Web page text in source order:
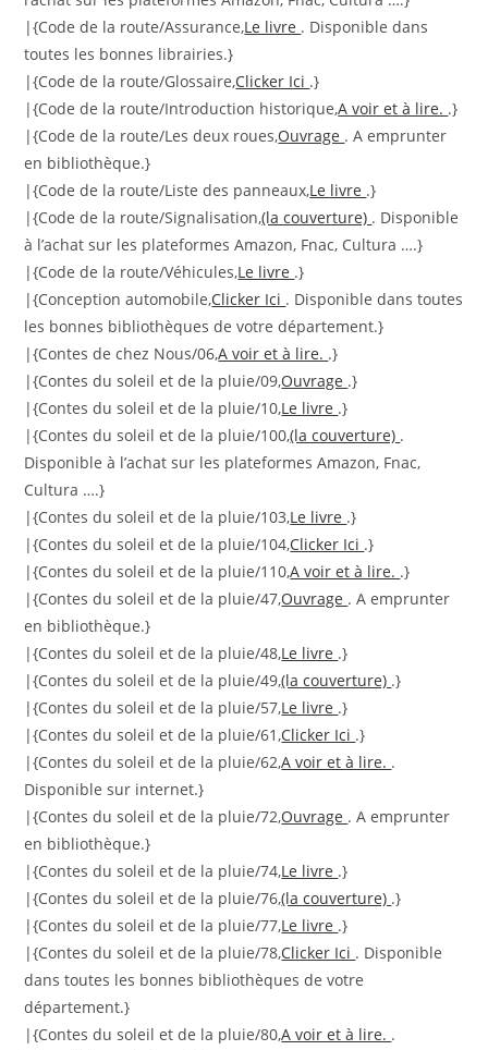
|{Code de la route/Assurance,Le livre . Disponible dans
toutes les bonnes librairies.}
|{Code de la route/Glossaire,Clicker Ici .}
|{Code de la route/Introduction historique,A voir et à lire. .}
|{Code de la route/Les deux roues,Ouvrage . A emprunter
en bibliothèque.}
|{Code de la route/Liste des panneaux,Le livre .}
|{Code de la route/Signalisation,(la couverture) . Disponible
à l’achat sur les plateformes Amazon, Fnac, Cultura ….}
|{Code de la route/Véhicules,Le livre .}
|{Conception automobile,Clicker Ici . Disponible dans toutes
les bonnes bibliothèques de votre département.}
|{Contes de chez Nous/06,A voir et à lire. .}
|{Contes du soleil et de la pluie/09,Ouvrage .}
|{Contes du soleil et de la pluie/10,Le livre .}
|{Contes du soleil et de la pluie/100,(la couverture) .
Disponible à l’achat sur les plateformes Amazon, Fnac,
Cultura ….}
|{Contes du soleil et de la pluie/103,Le livre .}
|{Contes du soleil et de la pluie/104,Clicker Ici .}
|{Contes du soleil et de la pluie/110,A voir et à lire. .}
|{Contes du soleil et de la pluie/47,Ouvrage . A emprunter
en bibliothèque.}
|{Contes du soleil et de la pluie/48,Le livre .}
|{Contes du soleil et de la pluie/49,(la couverture) .}
|{Contes du soleil et de la pluie/57,Le livre .}
|{Contes du soleil et de la pluie/61,Clicker Ici .}
|{Contes du soleil et de la pluie/62,A voir et à lire. .
Disponible sur internet.}
|{Contes du soleil et de la pluie/72,Ouvrage . A emprunter
en bibliothèque.}
|{Contes du soleil et de la pluie/74,Le livre .}
|{Contes du soleil et de la pluie/76,(la couverture) .}
|{Contes du soleil et de la pluie/77,Le livre .}
|{Contes du soleil et de la pluie/78,Clicker Ici . Disponible
dans toutes les bonnes bibliothèques de votre
département.}
|{Contes du soleil et de la pluie/80,A voir et à lire. .